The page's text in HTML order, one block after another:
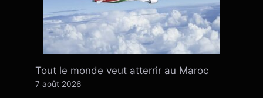
Tout le monde veut atterrir au Maroc
7 août 2026